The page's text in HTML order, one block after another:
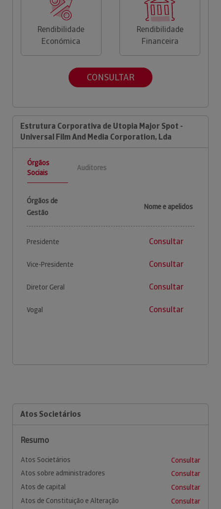
Rendibilidade
Económica
Rendibilidade
Financeira
CONSULTAR
Estrutura Corporativa de Utopia Major Spot -
Universal Film And Media Corporation, Lda
Órgãos
Sociais
Auditores
Órgãos de
Gestão
Nome e apelidos
Presidente Consultar
Vice-Presidente Consultar
Diretor Geral Consultar
Vogal Consultar
Atos Societários
Resumo
Atos Societários
Consultar
Atos sobre administradores
Consultar
Atos de capital
Consultar
Atos de Constituição e Alteração
Consultar